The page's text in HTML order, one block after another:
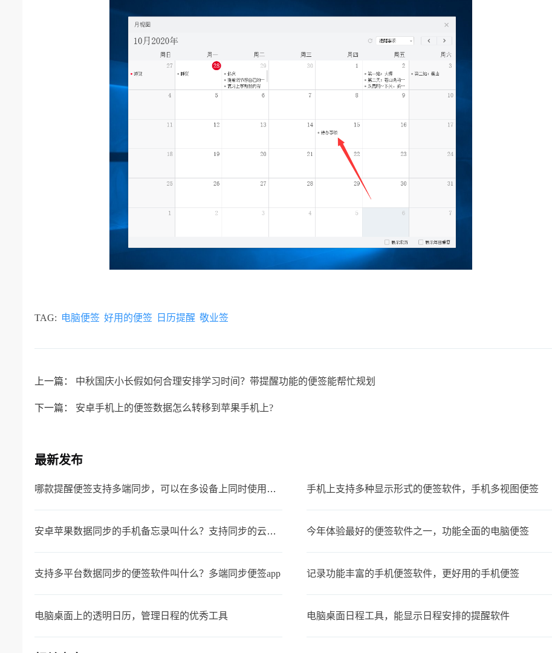
TAG: 电脑便签 好用的便签 日历提醒 敬业签
上一篇： 中秋国庆小长假如何合理安排学习时间？带提醒功能的便签能帮忙规划
下一篇： 安卓手机上的便签数据怎么转移到苹果手机上?
最新发布
哪款提醒便签支持多端同步，可以在多设备上同时使用的便签 手机上支持多种显示形式的便签软件，手机多视图便签
安卓苹果数据同步的手机备忘录叫什么？支持同步的云备忘录 今年体验最好的便签软件之一，功能全面的电脑便签
支持多平台数据同步的便签软件叫什么？多端同步便签app 记录功能丰富的手机便签软件，更好用的手机便签
电脑桌面上的透明日历，管理日程的优秀工具 电脑桌面日程工具，能显示日程安排的提醒软件